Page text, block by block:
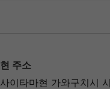
현 주소
사이타마현 가와구치시